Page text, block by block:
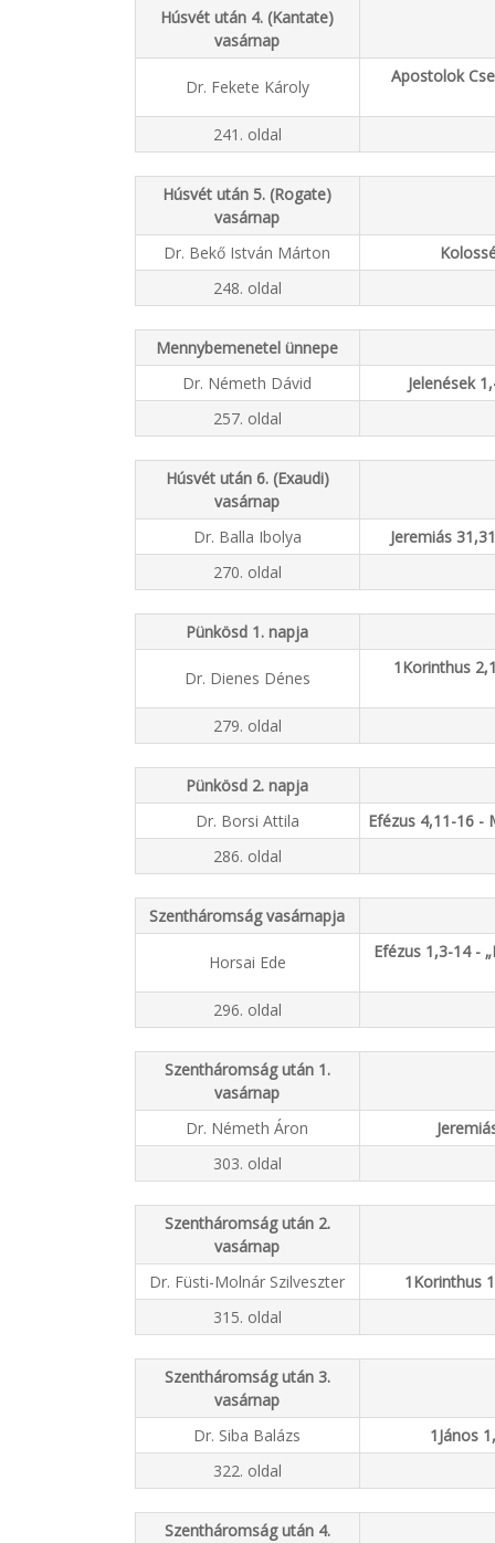
Húsvét után 4. (Kantate)
vasárnap
Dr. Fekete Károly
Apostolok
241. oldal
Húsvét után 5. (Rogate)
vasárnap
Dr. Bekő István Márton
248. oldal
Mennybemenetel ünnepe
Dr. Németh Dávid
Jelenések
257. oldal
Húsvét után 6. (Exaudi)
vasárnap
Dr. Balla Ibolya
Jeremiás
270. oldal
Pünkösd 1. napja
Dr. Dienes Dénes
1Korinthus
279. oldal
Pünkösd 2. napja
Dr. Borsi Attila
Efézus 4,11-16 -
286. oldal
Szentháromság vasárnapja
Horsai Ede
Efézus 1,3-14 -
296. oldal
Szentháromság után 1.
vasárnap
Dr. Németh Áron
303. oldal
Szentháromság után 2.
vasárnap
Dr. Füsti-Molnár Szilveszter
1Korinthus
315. oldal
Szentháromság után 3.
vasárnap
Dr. Siba Balázs
1János
322. oldal
Szentháromság után 4.